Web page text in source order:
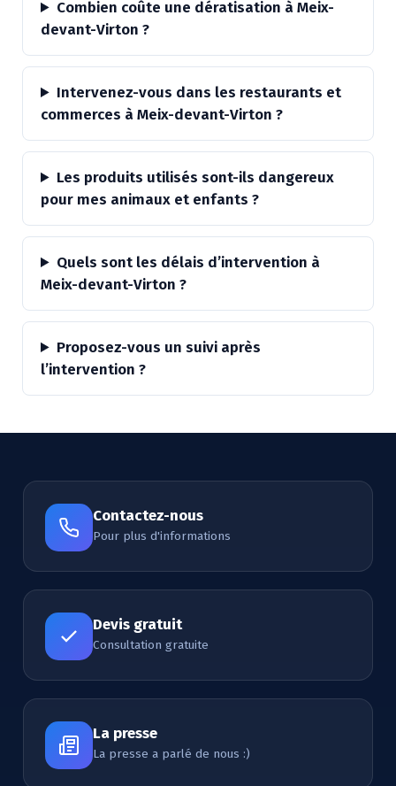
Combien coûte une dératisation à Meix-
devant-Virton ?
Intervenez-vous dans les restaurants et
commerces à Meix-devant-Virton ?
Les produits utilisés sont-ils dangereux
pour mes animaux et enfants ?
Quels sont les délais d’intervention à
Meix-devant-Virton ?
Proposez-vous un suivi après
l’intervention ?
Contactez-nous
Pour plus d'informations
Devis gratuit
Consultation gratuite
La presse
La presse a parlé de nous :)